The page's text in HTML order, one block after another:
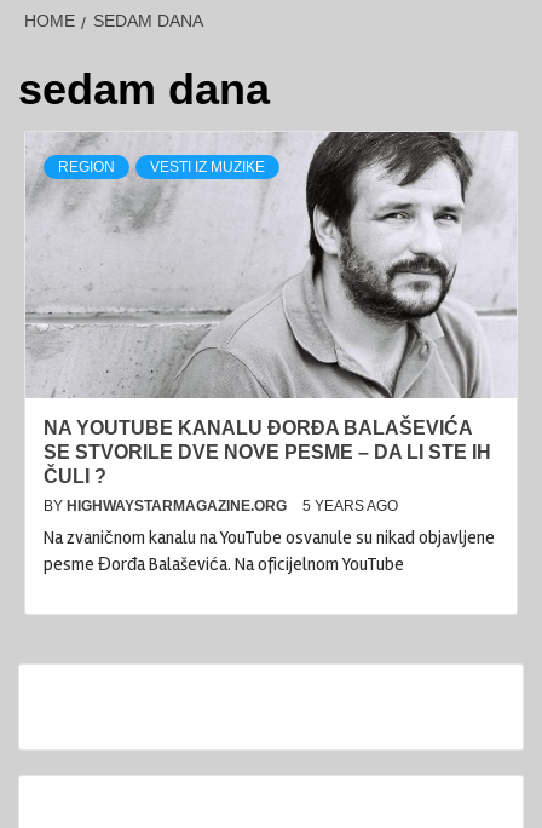
HOME SEDAM DANA
sedam dana
REGION VESTI IZ MUZIKE
NA YOUTUBE KANALU ĐORĐA BALAŠEVIĆA
SE STVORILE DVE NOVE PESME – DA LI STE IH
ČULI ?
BY HIGHWAYSTARMAGAZINE.ORG 5 YEARS AGO
Na zvaničnom kanalu na YouTube osvanule su nikad objavljene
pesme Đorđa Balaševića. Na oficijelnom YouTube